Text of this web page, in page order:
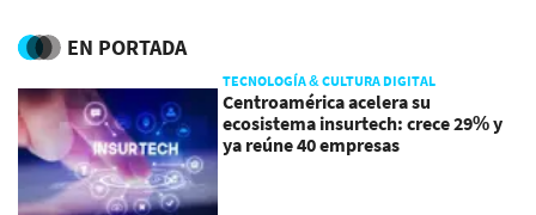
EN PORTADA
TECNOLOGÍA & CULTURA DIGITAL
Centroamérica acelera su
ecosistema insurtech: crece 29% y
ya reúne 40 empresas